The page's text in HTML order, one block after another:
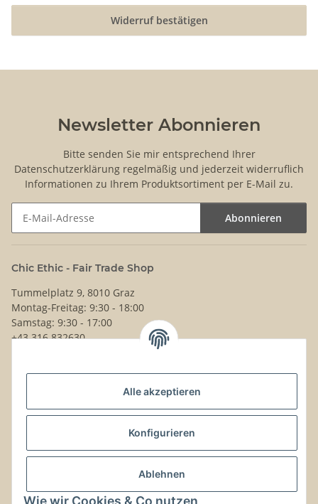
Alle akzeptieren
Konfigurieren
Ablehnen
Wie wir Cookies & Co nutzen
Widerruf bestätigen
Newsletter Abonnieren
Bitte senden Sie mir entsprechend Ihrer
Datenschutzerklärung regelmäßig und jederzeit widerruflich
Informationen zu Ihrem Produktsortiment per E-Mail zu.
Abonnieren
Chic Ethic - Fair Trade Shop
Tummelplatz 9, 8010 Graz
Montag-Freitag: 9:30 - 18:00
Samstag: 9:30 - 17:00
+43 316 832630